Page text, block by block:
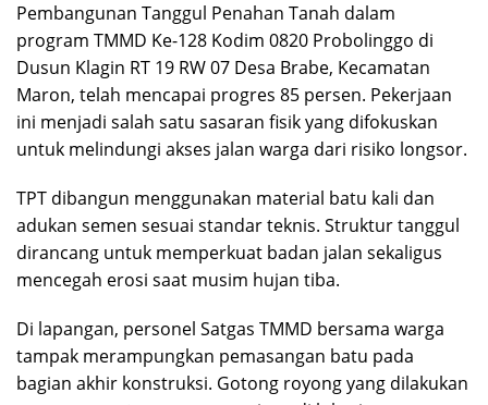
Pembangunan Tanggul Penahan Tanah dalam
program TMMD Ke-128 Kodim 0820 Probolinggo di
Dusun Klagin RT 19 RW 07 Desa Brabe, Kecamatan
Maron, telah mencapai progres 85 persen. Pekerjaan
ini menjadi salah satu sasaran fisik yang difokuskan
untuk melindungi akses jalan warga dari risiko longsor.
TPT dibangun menggunakan material batu kali dan
adukan semen sesuai standar teknis. Struktur tanggul
dirancang untuk memperkuat badan jalan sekaligus
mencegah erosi saat musim hujan tiba.
Di lapangan, personel Satgas TMMD bersama warga
tampak merampungkan pemasangan batu pada
bagian akhir konstruksi. Gotong royong yang dilakukan